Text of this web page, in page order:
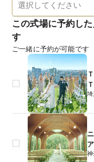
この式場に予約し
す
ご一緒に予約が可能です
埼
神